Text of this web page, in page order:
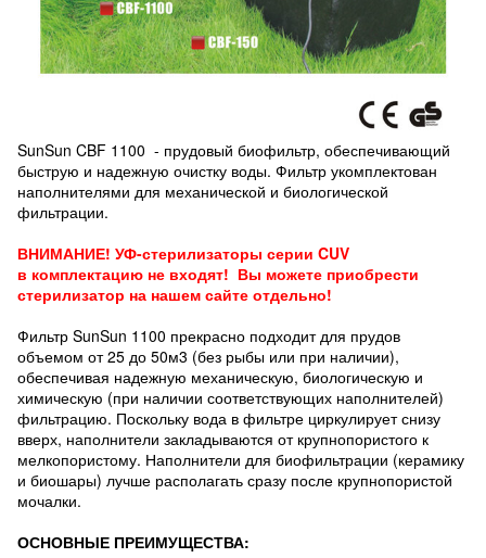
SunSun CBF 1100 - прудовый биофильтр, обеспечивающий
быструю и надежную очистку воды. Фильтр укомплектован
наполнителями для механической и биологической
фильтрации.
ВНИМАНИЕ! УФ-стерилизаторы серии CUV
в комплектацию не входят! Вы можете приобрести
стерилизатор на нашем сайте отдельно!
Фильтр SunSun 1100 прекрасно подходит для прудов
объемом от 25 до 50м3 (без рыбы или при наличии),
обеспечивая надежную механическую, биологическую и
химическую (при наличии соответствующих наполнителей)
фильтрацию. Поскольку вода в фильтре циркулирует снизу
вверх, наполнители закладываются от крупнопористого к
мелкопористому. Наполнители для биофильтрации (керамику
и биошары) лучше располагать сразу после крупнопористой
мочалки.
ОСНОВНЫЕ ПРЕИМУЩЕСТВА: